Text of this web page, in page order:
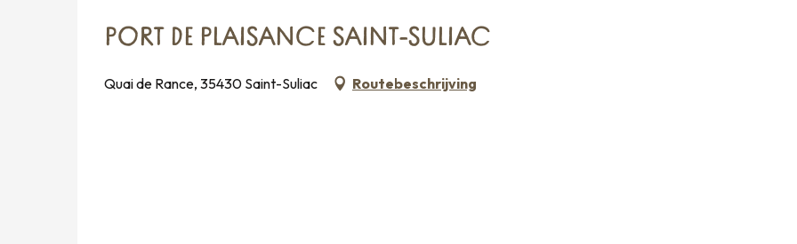
PORT DE PLAISANCE SAINT-SULIAC
Quai de Rance, 35430 Saint-Suliac Routebeschrijving